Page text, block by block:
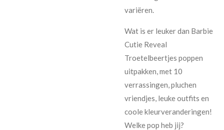
variëren.
Wat is er leuker dan Barbie
Cutie Reveal
Troetelbeertjes poppen
uitpakken, met 10
verrassingen, pluchen
vriendjes, leuke outfits en
coole kleurveranderingen!
Welke pop heb jij?